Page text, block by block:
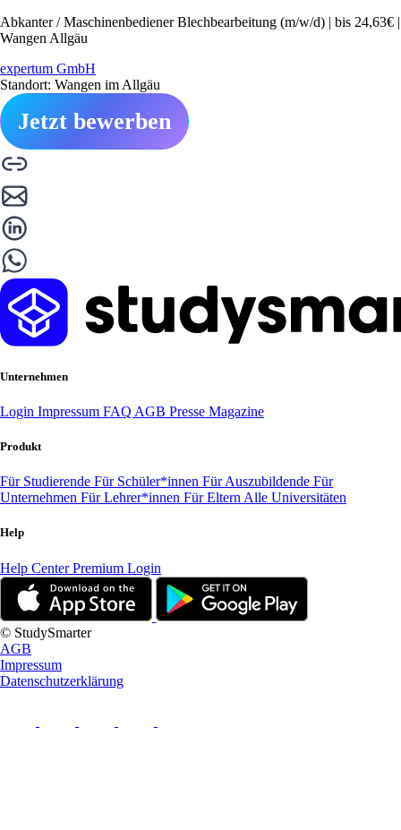
Abkanter / Maschinenbediener Blechbearbeitung (m/w/d) | bis 24,63€ |
Wangen Allgäu
expertum GmbH
Standort: Wangen im Allgäu
Jetzt bewerben
Unternehmen
Login Impressum FAQ AGB Presse Magazine
Produkt
Für Studierende Für Schüler*innen Für Auszubildende Für
Unternehmen Für Lehrer*innen Für Eltern Alle Universitäten
Help
Help CenterPremium Login
© StudySmarter
AGB
Impressum
Datenschutzerklärung